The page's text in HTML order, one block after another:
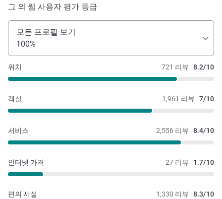
그 외 웹 사용자 평가 등급
모든 프로필 보기
100%
721 리뷰 8.2/10
위치
1,961 리뷰 7/10
객실
2,556 리뷰 8.4/10
서비스
27 리뷰 1.7/10
인터넷 가격
1,330 리뷰 8.3/10
편의 시설